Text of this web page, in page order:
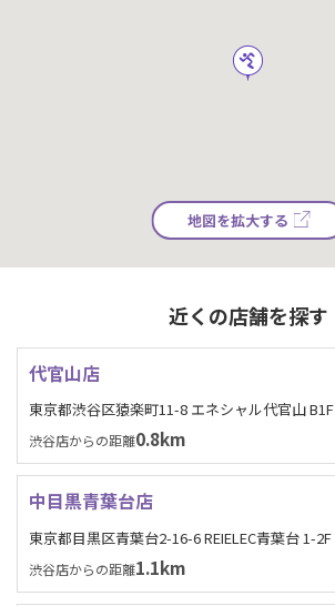
地図を拡大する
近くの店舗を探す
代官山店
東京都渋谷区猿楽町11-8 エネシャル代官山 B1F
渋谷店からの距離0.8km
中目黒青葉台店
東京都目黒区青葉台2-16-6 REIELEC青葉台 1-2F
渋谷店からの距離1.1km